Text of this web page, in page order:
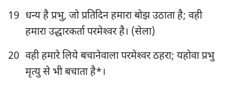
19 धन्य है प्रभु, जो प्रतिदिन हमारा बोझ उठाता है; वही
हमारा उद्धारकर्ता परमेश्‍वर है। (सेला)
20 वही हमारे लिये बचानेवाला परमेश्‍वर ठहरा; यहोवा प्रभु
मृत्यु से भी बचाता है*।